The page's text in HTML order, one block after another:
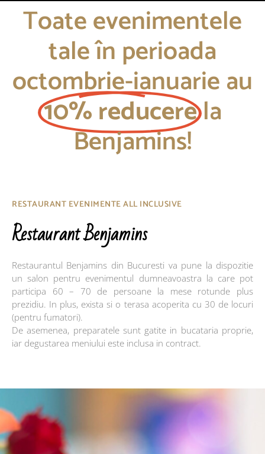
Toate evenimentele
tale în perioada
octombrie-ianuarie au
10% reducerela
Benjamins!
RESTAURANT EVENIMENTE ALL INCLUSIVE
Restaurant Benjamins
Restaurantul Benjamins din Bucuresti va pune la dispozitie
un salon pentru evenimentul dumneavoastra la care pot
participa 60 – 70 de persoane la mese rotunde plus
prezidiu. In plus, exista si o terasa acoperita cu 30 de locuri
(pentru fumatori).
De asemenea, preparatele sunt gatite in bucataria proprie,
iar degustarea meniului este inclusa in contract.